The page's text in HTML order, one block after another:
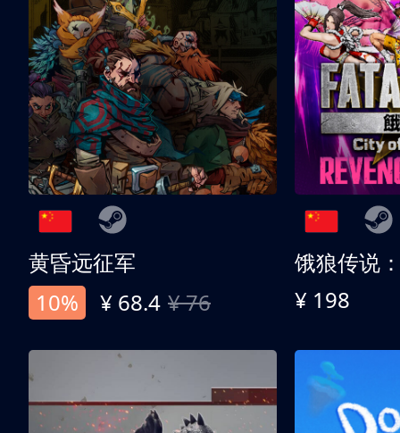
黄昏远征军
10%
¥ 68.4 ¥ 76 ¥ 198